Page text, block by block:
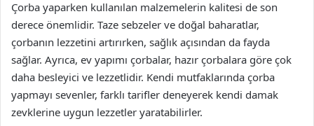
Çorba yaparken kullanılan malzemelerin kalitesi de son
derece önemlidir. Taze sebzeler ve doğal baharatlar,
çorbanın lezzetini artırırken, sağlık açısından da fayda
sağlar. Ayrıca, ev yapımı çorbalar, hazır çorbalara göre çok
daha besleyici ve lezzetlidir. Kendi mutfaklarında çorba
yapmayı sevenler, farklı tarifler deneyerek kendi damak
zevklerine uygun lezzetler yaratabilirler.